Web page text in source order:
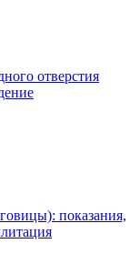
отверстия
показания,